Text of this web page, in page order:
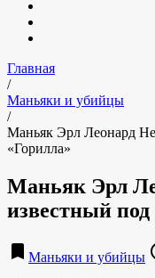
Главная
/
Маньяки и убийцы
/
Маньяк Эрл Леонард
«Горилла»
Маньяк Эрл
известный
bookmark Маньяки и убийцы